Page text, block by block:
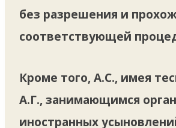
без разрешения и
соответствующей
Кроме того, А.С., имея
А.Г., занимающимся
иностранных